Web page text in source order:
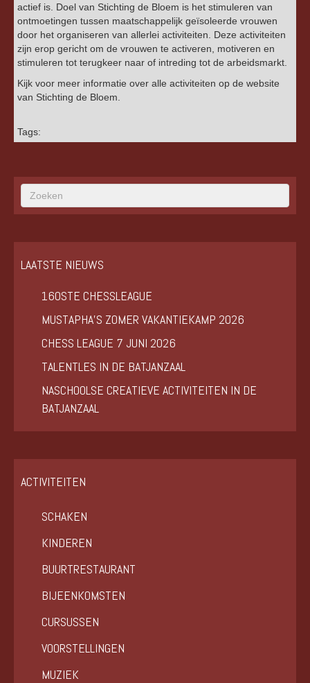
actief is. Doel van Stichting de Bloem is het stimuleren van
ontmoetingen tussen maatschappelijk geïsoleerde vrouwen
door het organiseren van allerlei activiteiten. Deze activiteiten
zijn erop gericht om de vrouwen te activeren, motiveren en
stimuleren tot terugkeer naar of intreding tot de arbeidsmarkt.
Kijk voor meer informatie over alle activiteiten op de website
van Stichting de Bloem.
Tags:
LAATSTE NIEUWS
160STE CHESSLEAGUE
MUSTAPHA’S ZOMER VAKANTIEKAMP 2026
CHESS LEAGUE 7 JUNI 2026
TALENTLES IN DE BATJANZAAL
NASCHOOLSE CREATIEVE ACTIVITEITEN IN DE
BATJANZAAL
ACTIVITEITEN
SCHAKEN
KINDEREN
BUURTRESTAURANT
BIJEENKOMSTEN
CURSUSSEN
VOORSTELLINGEN
MUZIEK